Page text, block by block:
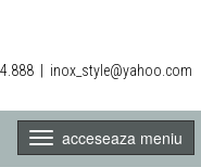
inox_style@yahoo.com
acceseaza meniu